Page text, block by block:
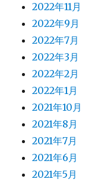
2022年11月
2022年9月
2022年7月
2022年3月
2022年2月
2022年1月
2021年10月
2021年8月
2021年7月
2021年6月
2021年5月